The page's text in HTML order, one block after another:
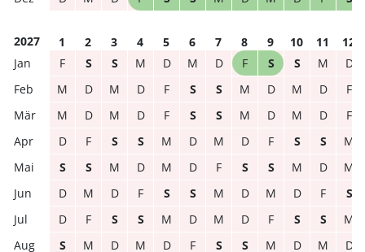
2027 1 2 3 4 5 6 7 8 9 10 11
12
F
S S M D M D F S S M
D
M
D M D F S S M D M D
F
M
D M D F S S M D M D
F
D
F S S M D M D F S S
M
S
S M D M D F S S M D
M
D
M D F S S M D M D F
S
D
F S S M D M D F S S
M
S
M D M D F S S M D M
D